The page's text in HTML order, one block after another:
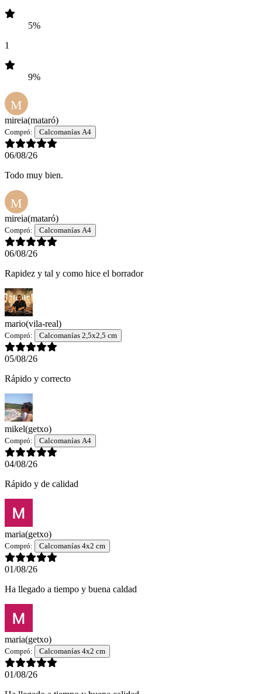
5%
1
9%
M
mireia(mataró)
Compró: Calcomanías A4
06/08/26
Todo muy bien.
M
mireia(mataró)
Compró: Calcomanías A4
06/08/26
Rapidez y tal y como hice el borrador
mario(vila-real)
Compró: Calcomanías 2,5x2,5 cm
05/08/26
Rápido y correcto
mikel(getxo)
Compró: Calcomanías A4
04/08/26
Rápido y de calidad
maria(getxo)
Compró: Calcomanías 4x2 cm
01/08/26
Ha llegado a tiempo y buena caldad
maria(getxo)
Compró: Calcomanías 4x2 cm
01/08/26